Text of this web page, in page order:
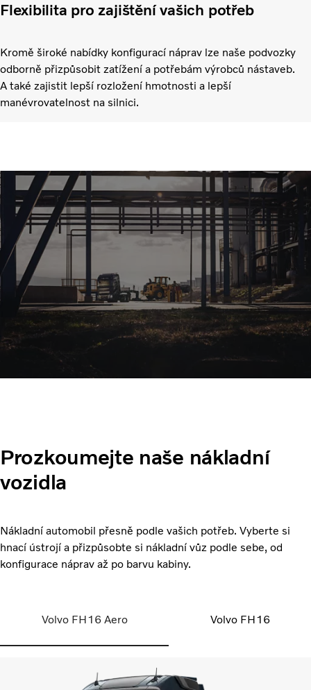
Flexibilita pro zajištění vašich potřeb
Kromě široké nabídky konfigurací náprav lze naše podvozky
odborně přizpůsobit zatížení a potřebám výrobců nástaveb.
A také zajistit lepší rozložení hmotnosti a lepší
manévrovatelnost na silnici.
Prozkoumejte naše nákladní
vozidla
Nákladní automobil přesně podle vašich potřeb. Vyberte si
hnací ústrojí a přizpůsobte si nákladní vůz podle sebe, od
konfigurace náprav až po barvu kabiny.
Volvo FH16 Aero Volvo FH16